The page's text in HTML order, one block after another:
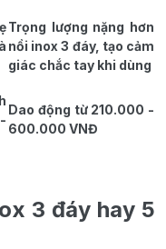
Trọng lượng nặng hơn
nồi inox 3 đáy, tạo cảm
giác chắc tay khi dùng
Dao động từ 210.000 -
600.000 VNĐ
3 đáy hay 5